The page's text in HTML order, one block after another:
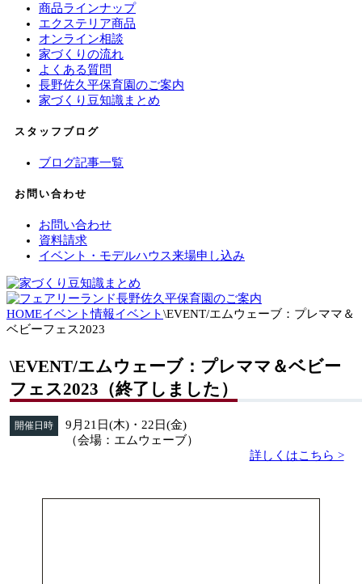
商品ラインナップ
エクステリア商品
オンライン相談
家づくりの流れ
よくある質問
長野佐久平保育園のご案内
家づくり豆知識まとめ
スタッフブログ
ブログ記事一覧
お問い合わせ
お問い合わせ
資料請求
イベント・モデルハウス来場申し込み
HOMEイベント情報イベント\EVENT/エムウェーブ：プレママ＆
ベビーフェス2023
\EVENT/エムウェーブ：プレママ＆ベビー
フェス2023（終了しました）
開催日時
9月21日(木)・22日(金)
（会場：エムウェーブ）
詳しくはこちら >